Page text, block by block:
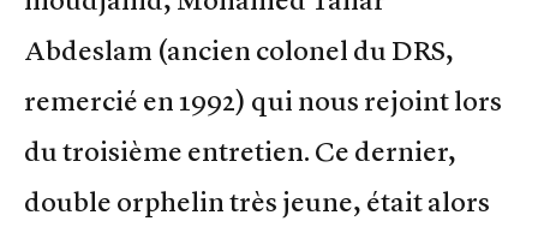
Abdeslam (ancien colonel du DRS,
remercié en 1992) qui nous rejoint lors
du troisième entretien. Ce dernier,
double orphelin très jeune, était alors